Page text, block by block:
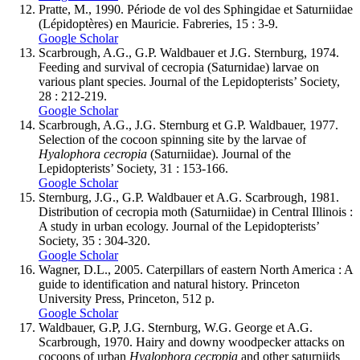
Pratte, M., 1990. Période de vol des Sphingidae et Saturniidae
(Lépidoptères) en Mauricie. Fabreries, 15 : 3-9.
Google Scholar
Scarbrough, A.G., G.P. Waldbaueret J.G. Sternburg, 1974.
Feeding and survival of cecropia (Saturnidae) larvae on
various plant species. Journal of the Lepidopterists’ Society,
28 : 212-219.
Google Scholar
Scarbrough, A.G., J.G. Sternburg et G.P. Waldbauer, 1977.
Selection of the cocoon spinning site by the larvae of
Hyalophora cecropia (Saturniidae). Journal of the
Lepidopterists’ Society, 31 : 153-166.
Google Scholar
Sternburg, J.G., G.P. Waldbaueret A.G. Scarbrough, 1981.
Distribution of cecropia moth (Saturniidae) in Central Illinois :
A study in urban ecology. Journal of the Lepidopterists’
Society, 35 : 304-320.
Google Scholar
Wagner, D.L., 2005. Caterpillars of eastern North America : A
guide to identification and natural history. Princeton
University Press, Princeton, 512 p.
Google Scholar
Waldbauer, G.P, J.G. Sternburg, W.G. George et A.G.
Scarbrough, 1970. Hairy and downy woodpecker attacks on
cocoons of urban Hyalophora cecropia and other saturniids